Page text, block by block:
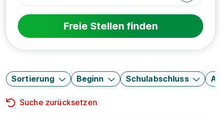
Freie Stellen finden
Sortierung Beginn Schulabschluss
Suche zurücksetzen